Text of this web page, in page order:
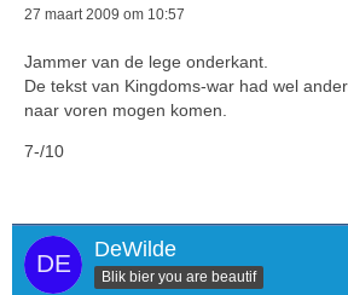
27 maart 2009 om 10:57
Jammer van de lege onderkant.
De tekst van Kingdoms-war had wel
naar voren mogen komen.
7-/10
DeWilde
Blik bier you are beautif